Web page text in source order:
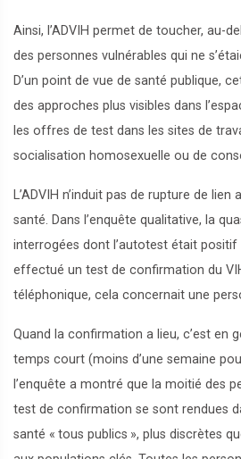
Ainsi, l’ADVIH permet de toucher, au-
des personnes vulnérables qui ne
D’un point de vue de santé publique,
des approches plus visibles dans
les offres de test dans les sites de
socialisation homosexuelle ou de
L’ADVIH n’induit pas de rupture de lien
santé. Dans l’enquête qualitative, la
interrogées dont l’autotest était
effectué un test de confirmation du
téléphonique, cela concernait une
Quand la confirmation a lieu, c’est en
temps court (moins d’une semaine
l’enquête a montré que la moitié des
test de confirmation se sont rendues
santé « tous publics », plus discrètes